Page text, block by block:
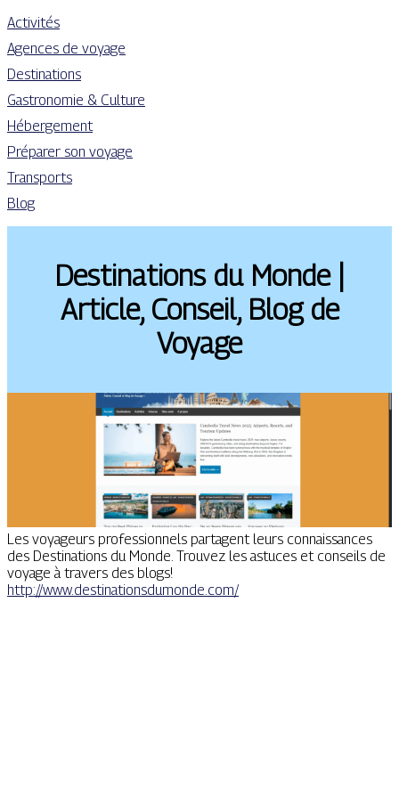
Activités
Agences de voyage
Destinations
Gastronomie & Culture
Hébergement
Préparer son voyage
Transports
Blog
Destina­tions du Monde |
Article, Conseil, Blog de
Voyage
Les voyageurs professionnels partagent leurs connaissances
des Destinations du Monde. Trouvez les astuces et conseils de
voyage à travers des blogs!
http://www.destinationsdumonde.com/